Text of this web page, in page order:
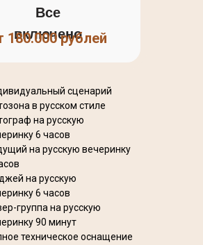
Все
включено
180.000 рублей
сценарий
в русском стиле
на русскую
6 часов
на русскую вечеринку
на русскую
6 часов
группа на русскую
90 минут
техническое оснащение